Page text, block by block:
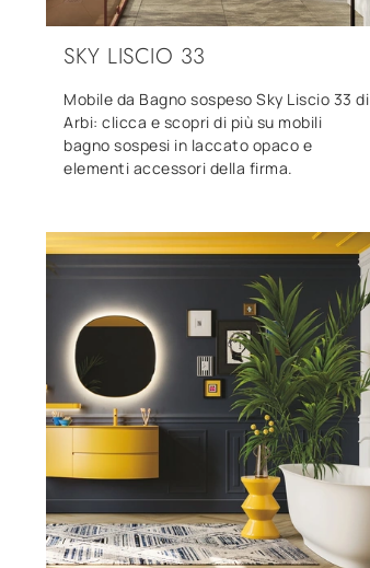
SKY LISCIO 33
Mobile da Bagno sospeso Sky Liscio 33 di
Arbi: clicca e scopri di più su mobili
bagno sospesi in laccato opaco e
elementi accessori della firma.